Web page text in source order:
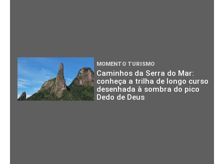
MOMENTO TURISMO
Caminhos da Serra do Mar:
conheça a trilha de longo curso
desenhada à sombra do pico
Dedo de Deus